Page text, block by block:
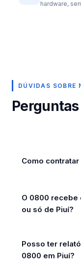
hardware,
DÚVIDAS SOBRE
Como
O 0800 recebe
ou só de Piuí?
Posso ter
0800 em Piuí?